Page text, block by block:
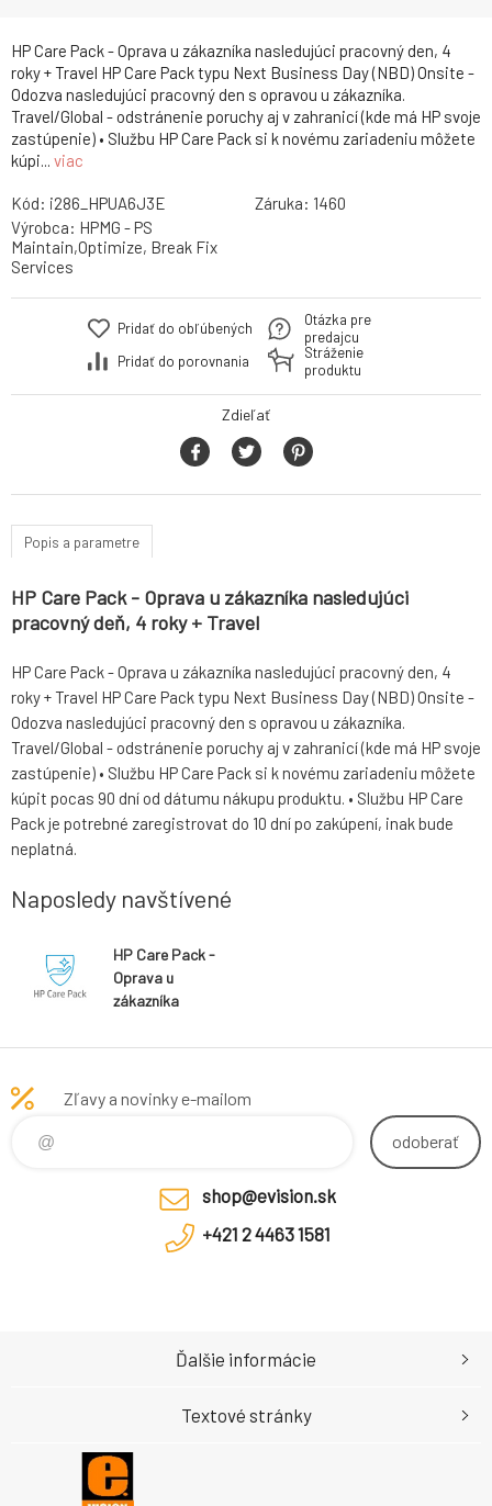
HP Care Pack - Oprava u zákazníka nasledujúci pracovný den, 4
roky + Travel HP Care Pack typu Next Business Day (NBD) Onsite -
Odozva nasledujúci pracovný den s opravou u zákazníka.
Travel/Global - odstránenie poruchy aj v zahranicí (kde má HP svoje
zastúpenie) • Službu HP Care Pack si k novému zariadeniu môžete
kúpi... viac
Kód: i286_HPUA6J3E Záruka: 1460
Výrobca: HPMG - PS
Maintain,Optimize, Break Fix
Services
Pridať do obľúbených
Pridať do porovnania
Otázka pre
predajcu
Stráženie
produktu
Zdieľať
Popis a parametre
HP Care Pack - Oprava u zákazníka nasledujúci
pracovný deň, 4 roky + Travel
HP Care Pack - Oprava u zákazníka nasledujúci pracovný den, 4
roky + Travel HP Care Pack typu Next Business Day (NBD) Onsite -
Odozva nasledujúci pracovný den s opravou u zákazníka.
Travel/Global - odstránenie poruchy aj v zahranicí (kde má HP svoje
zastúpenie) • Službu HP Care Pack si k novému zariadeniu môžete
kúpit pocas 90 dní od dátumu nákupu produktu. • Službu HP Care
Pack je potrebné zaregistrovat do 10 dní po zakúpení, inak bude
neplatná.
Naposledy navštívené
HP Care Pack -
Oprava u
zákazníka
pracovný deň,
Zľavy a novinky e-mailom
odoberať
shop@evision.sk
+421 2 4463 1581
Ďalšie informácie
Textové stránky